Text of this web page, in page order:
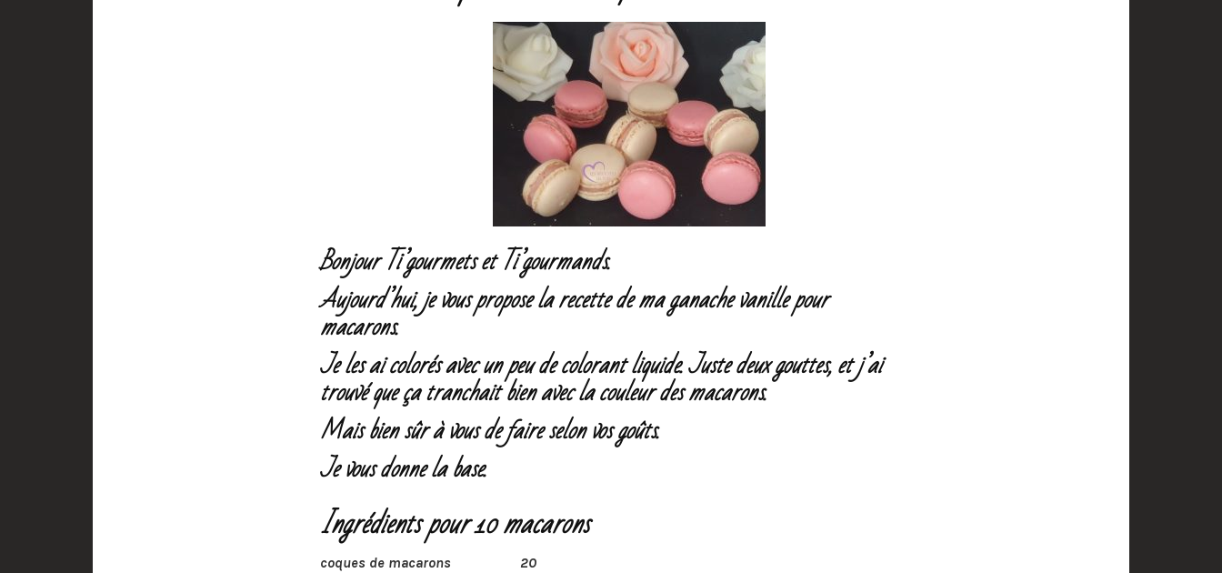
Bonjour Ti’gourmets et Ti’gourmands.
Aujourd’hui, je vous propose la recette de ma ganache vanille pour
macarons.
Je les ai colorés avec un peu de colorant liquide. Juste deux gouttes, et j’ai
trouvé que ça tranchait bien avec la couleur des macarons.
Mais bien sûr à vous de faire selon vos goûts.
Je vous donne la base.
Ingrédients pour 10 macarons
coques de macarons
20